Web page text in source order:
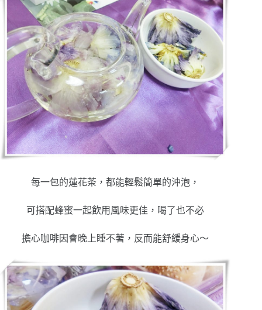
每一包的蓮花茶，都能輕鬆簡單的沖泡，
可搭配蜂蜜一起飲用風味更佳，喝了也不必
擔心咖啡因會晚上睡不著，反而能舒緩身心～